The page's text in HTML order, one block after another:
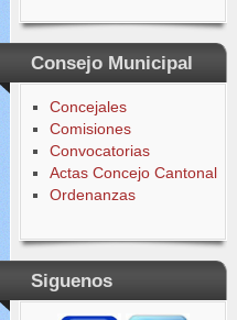
Consejo Municipal
Concejales
Comisiones
Convocatorias
Actas Concejo Cantonal
Ordenanzas
Siguenos